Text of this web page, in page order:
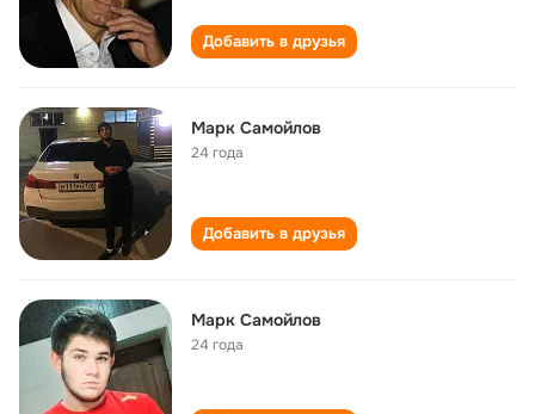
Добавить в друзья
Марк Самойлов
24 года
Добавить в друзья
Марк Самойлов
24 года